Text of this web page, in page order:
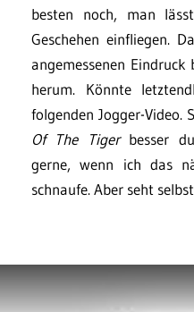
besten noch, man
Geschehen einfliegen.
angemessenen Eindruck
herum. Könnte
folgenden Jogger-Video.
Of The Tigerbesser
gerne, wenn ich das
schnaufe. Aber seht